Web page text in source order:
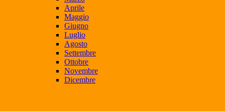
Aprile
Maggio
Giugno
Luglio
Agosto
Settembre
Ottobre
Novembre
Dicembre